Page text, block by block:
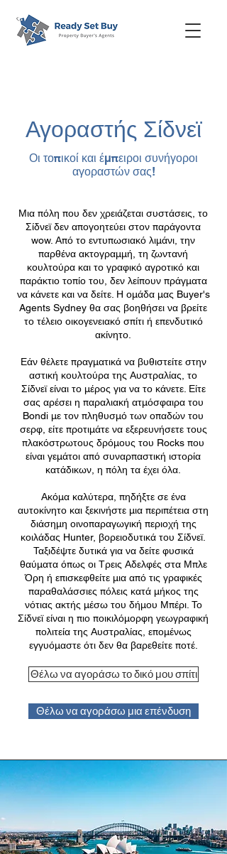
Αγοραστής Σίδνεϊ
Οι τοπικοί και έμπειροι συνήγοροι
αγοραστών σας!
Μια πόλη που δεν χρειάζεται συστάσεις, το
Σίδνεϊ δεν απογοητεύει στον παράγοντα
wow. Από το εντυπωσιακό λιμάνι, την
παρθένα ακτογραμμή, τη ζωντανή
κουλτούρα και το γραφικό αγροτικό και
παράκτιο τοπίο του, δεν λείπουν πράγματα
να κάνετε και να δείτε. Η ομάδα μας Buyer's
Agents Sydney θα σας βοηθήσει να βρείτε
το τέλειο οικογενειακό σπίτι ή επενδυτικό
ακίνητο.
Εάν θέλετε πραγματικά να βυθιστείτε στην
αστική κουλτούρα της Αυστραλίας, το
Σίδνεϊ είναι το μέρος για να το κάνετε. Είτε
σας αρέσει η παραλιακή ατμόσφαιρα του
Bondi με τον πληθυσμό των οπαδών του
σερφ, είτε προτιμάτε να εξερευνήσετε τους
πλακόστρωτους δρόμους του Rocks που
είναι γεμάτοι από συναρπαστική ιστορία
κατάδικων, η πόλη τα έχει όλα.
Ακόμα καλύτερα, πηδήξτε σε ένα
αυτοκίνητο και ξεκινήστε μια περιπέτεια στη
διάσημη οινοπαραγωγική περιοχή της
κοιλάδας Hunter, βορειοδυτικά του Σίδνεϊ.
Ταξιδέψτε δυτικά για να δείτε φυσικά
θαύματα όπως οι Τρεις Αδελφές στα Μπλε
Όρη ή επισκεφθείτε μια από τις γραφικές
παραθαλάσσιες πόλεις κατά μήκος της
νότιας ακτής μέσω του δήμου Μπέρι. Το
Σίδνεϊ είναι η πιο ποικιλόμορφη γεωγραφική
πολιτεία της Αυστραλίας, επομένως
εγγυόμαστε ότι δεν θα βαρεθείτε ποτέ.
Θέλω να αγοράσω το δικό μου σπίτι
Θέλω να αγοράσω μια επένδυση